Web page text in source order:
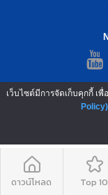
เว็บไซต์มีการจัดเก็บคุกกี้ เ
Policy)
ดาวน์โหลด Top 10